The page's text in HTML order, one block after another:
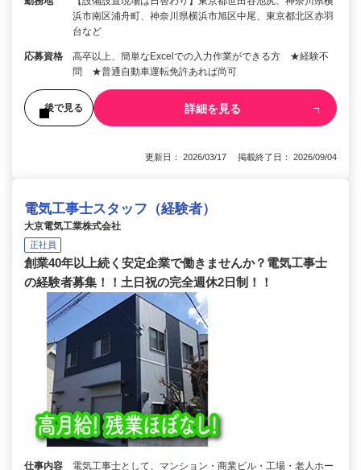
浜市南区浦舟町、神奈川県横浜市旭区中尾、東京都北区赤羽
台など
応募資格
高卒以上、簡単なExcelでの入力作業ができる方 ★経験不
問 ★普通自動車運転免許あれば尚可
後で見る 詳細を見る
更新日： 2026/03/17 掲載終了日： 2026/09/04
電気工事士スタッフ（経験者）
大京電気工業株式会社
正社員
創業40年以上続く安定企業で働きませんか？電気工事士
の経験者募集！！土日祝の完全週休2日制！！
仕事内容 電気工事士として、マンション・商業ビル・工場・老人ホー